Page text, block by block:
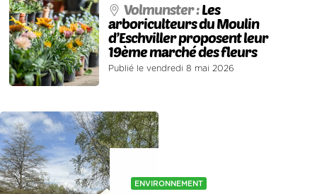
Volmunster :Les
arboriculteurs du Moulin
d’Eschviller proposent leur
19ème marché des fleurs
Publié le vendredi 8 mai 2026
ENVIRONNEMENT